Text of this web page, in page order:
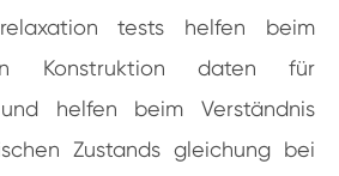
tests helfen beim
Konstruktion daten für
helfen beim Verständnis
Zustands gleichung bei